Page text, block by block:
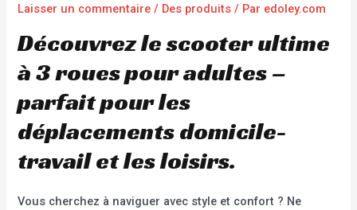
Laisser un commentaire / Des produits / Par edoley.com
Découvrez le scooter ultime
à 3 roues pour adultes –
parfait pour les
déplacements domicile-
travail et les loisirs.
Vous cherchez à naviguer avec style et confort ? Ne